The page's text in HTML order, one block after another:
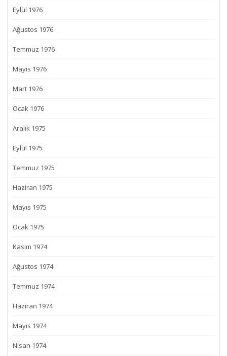
Eylül 1976
Ağustos 1976
Temmuz 1976
Mayıs 1976
Mart 1976
Ocak 1976
Aralık 1975
Eylül 1975
Temmuz 1975
Haziran 1975
Mayıs 1975
Ocak 1975
Kasım 1974
Ağustos 1974
Temmuz 1974
Haziran 1974
Mayıs 1974
Nisan 1974